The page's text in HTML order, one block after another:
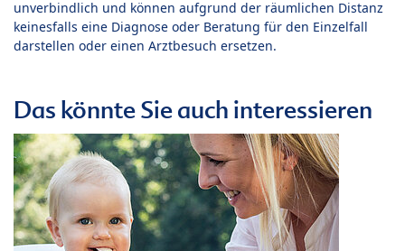
unverbindlich und können aufgrund der räumlichen Distanz
keinesfalls eine Diagnose oder Beratung für den Einzelfall
darstellen oder einen Arztbesuch ersetzen.
Das könnte Sie auch interessieren